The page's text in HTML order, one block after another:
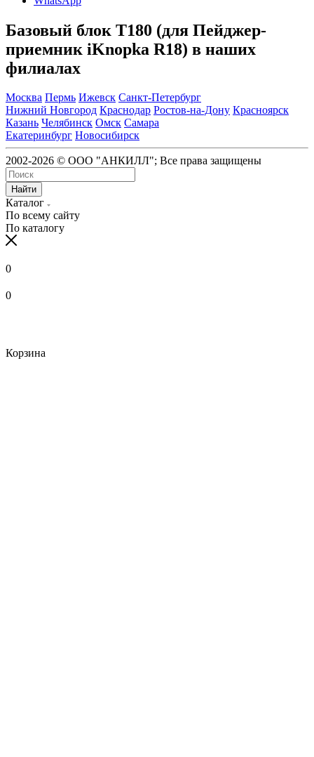
Базовый блок T180 (для Пейджер-
приемник iKnopka R18) в наших
филиалах
Москва Пермь Ижевск Санкт-Петербург
Нижний Новгород Краснодар Ростов-на-Дону Красноярск
Казань Челябинск Омск Самара
Екатеринбург Новосибирск
2002-2026 © ООО "АНКИЛЛ"; Все права защищены
Найти
Каталог
По всему сайту
По каталогу
0
0
Корзина